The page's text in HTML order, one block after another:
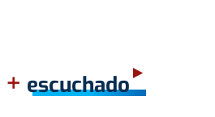
+ escuchado